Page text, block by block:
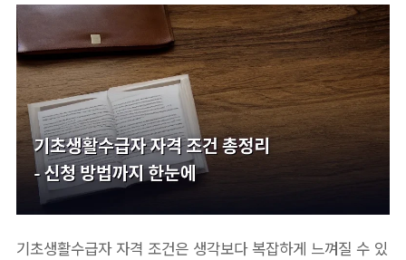
기초생활수급자 자격 조건은 생각보다 복잡하게 느껴질 수 있